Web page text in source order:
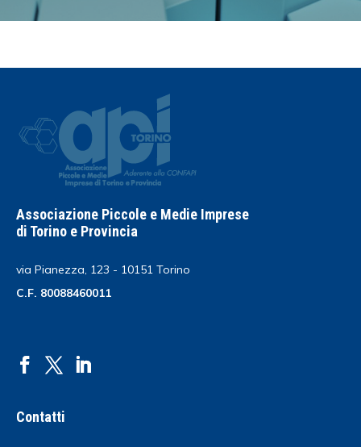
Associazione Piccole e Medie Imprese
di Torino e Provincia
via Pianezza, 123 - 10151 Torino
C.F. 80088460011
Contatti